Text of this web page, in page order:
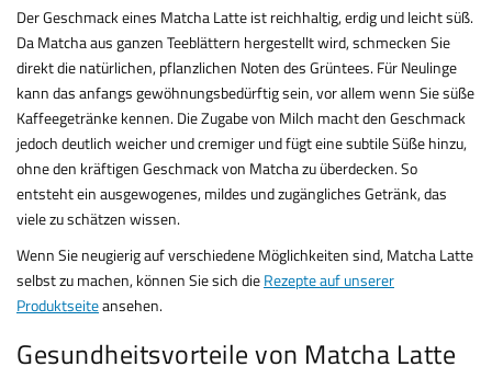
Der Geschmack eines Matcha Latte ist reichhaltig, erdig und leicht süß.
Da Matcha aus ganzen Teeblättern hergestellt wird, schmecken Sie
direkt die natürlichen, pflanzlichen Noten des Grüntees. Für Neulinge
kann das anfangs gewöhnungsbedürftig sein, vor allem wenn Sie süße
Kaffeegetränke kennen. Die Zugabe von Milch macht den Geschmack
jedoch deutlich weicher und cremiger und fügt eine subtile Süße hinzu,
ohne den kräftigen Geschmack von Matcha zu überdecken. So
entsteht ein ausgewogenes, mildes und zugängliches Getränk, das
viele zu schätzen wissen.
Wenn Sie neugierig auf verschiedene Möglichkeiten sind, Matcha Latte
selbst zu machen, können Sie sich dieRezepte auf unserer
Produktseiteansehen.
Gesundheitsvorteile von Matcha Latte